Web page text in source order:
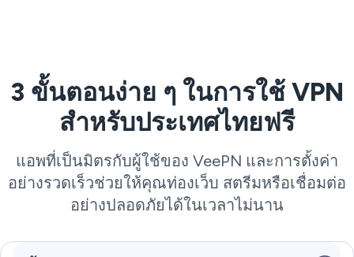
3 ขั้นตอนง่าย ๆ ในการใช้ VPN
สำหรับประเทศไทยฟรี
แอพที่เป็นมิตรกับผู้ใช้ของ VeePN และการตั้งค่า
อย่างรวดเร็วช่วยให้คุณท่องเว็บ สตรีมหรือเชื่อมต่อ
อย่างปลอดภัยได้ในเวลาไม่นาน